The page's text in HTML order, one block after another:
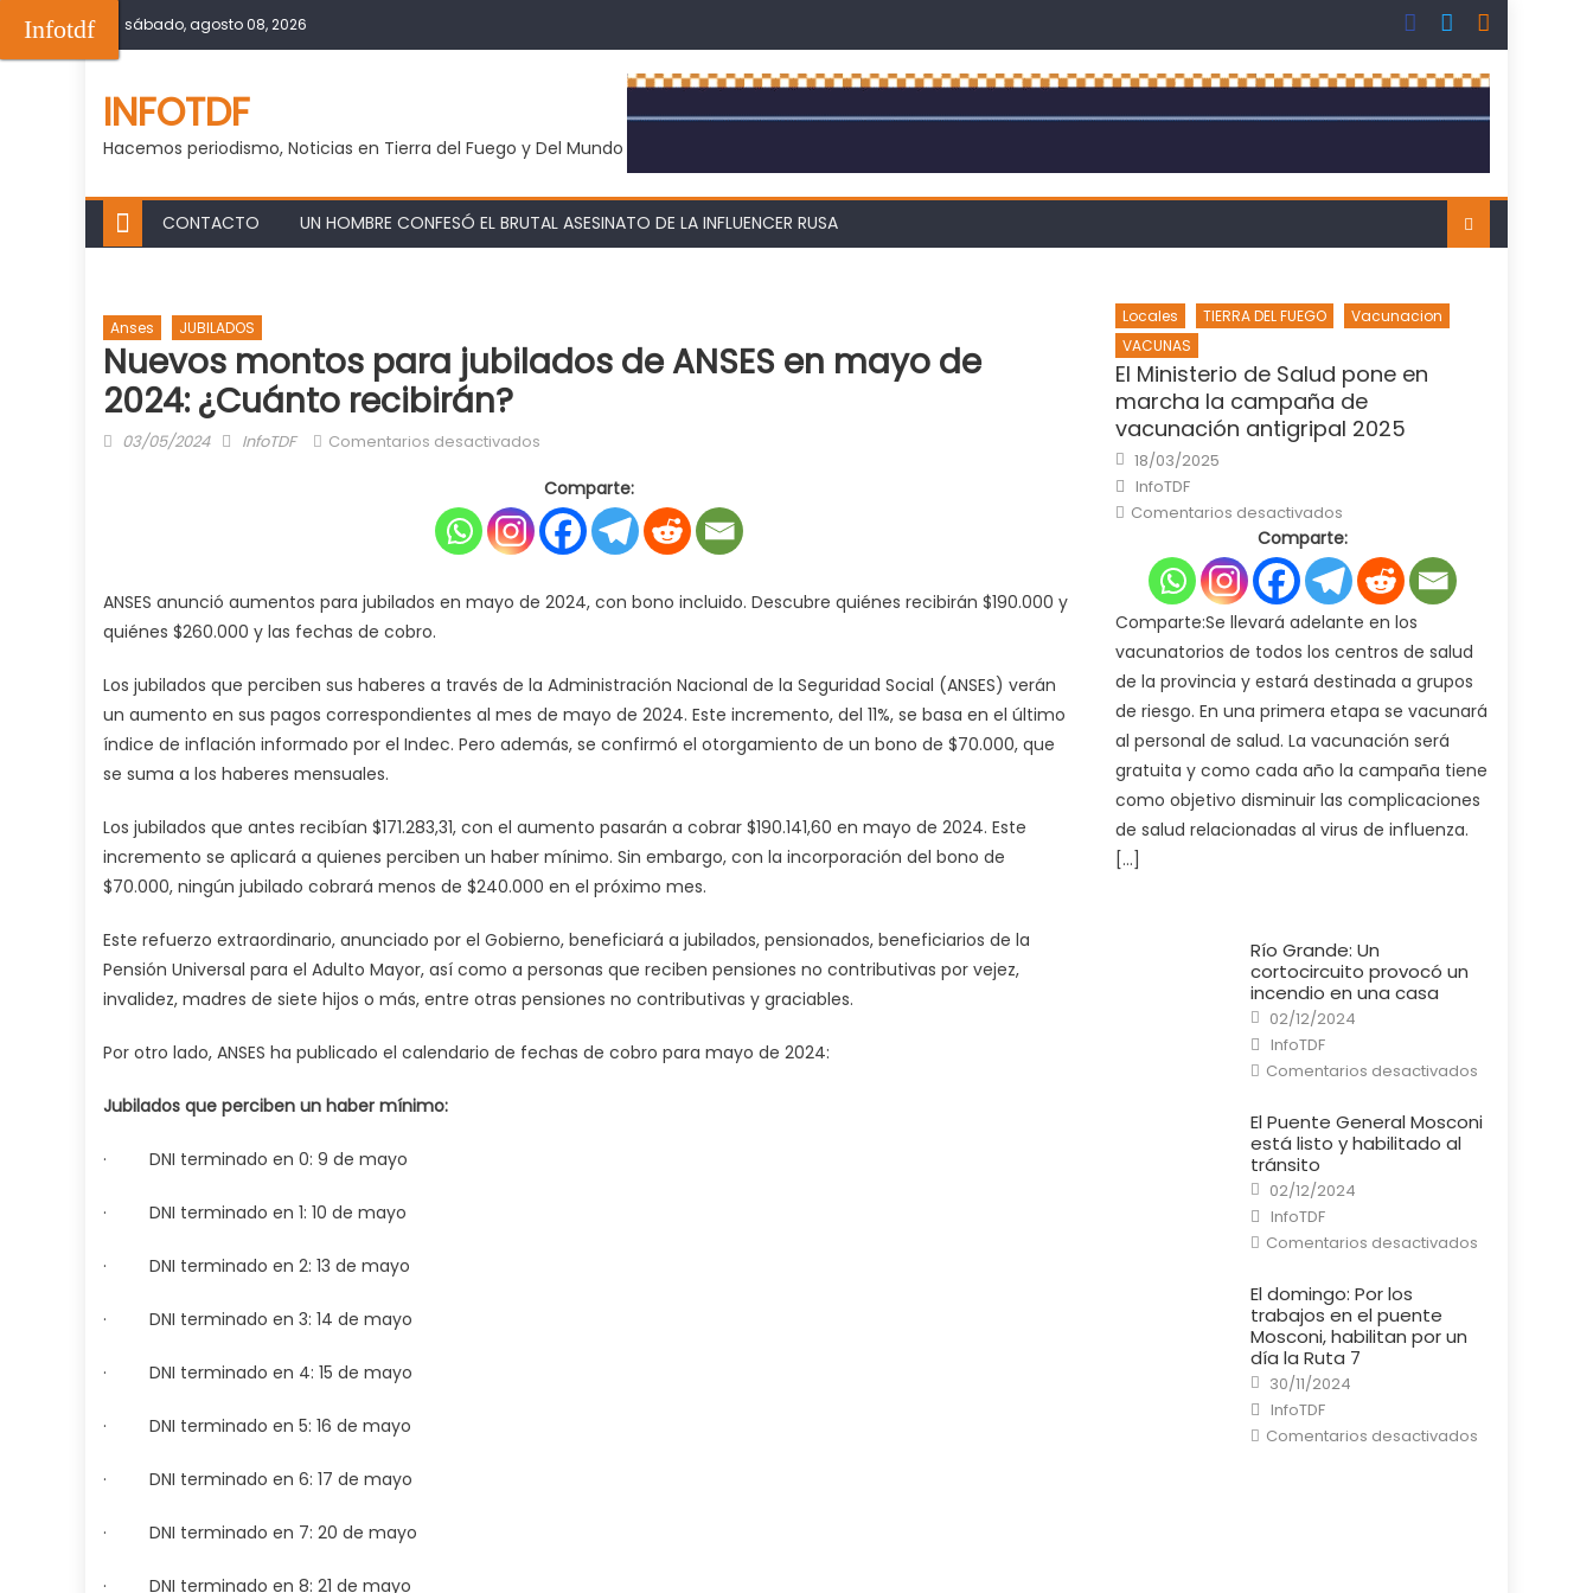
to
sábado, agosto 08, 2026
INFOTDF
Hacemos periodismo, Noticias en Tierra del Fuego y Del Mundo
CONTACTO UN HOMBRE CONFESÓ EL BRUTAL ASESINATO DE LA INFLUENCER RUSA
Anses JUBILADOS
Nuevos montos para jubilados de ANSES en mayo de
2024: ¿Cuánto recibirán?
Posted
03/05/2024 Author
InfoTDF Comentarios desactivados
montos
para
jubilados
ANSES
de
2024:
¿Cuánto
Comparte:
ANSES anunció aumentos para jubilados en mayo de 2024, con bono incluido. Descubre quiénes recibirán $190.000 y
quiénes $260.000 y las fechas de cobro.
Los jubilados que perciben sus haberes a través de la Administración Nacional de la Seguridad Social (ANSES) verán
un aumento en sus pagos correspondientes al mes de mayo de 2024. Este incremento, del 11%, se basa en el último
índice de inflación informado por el Indec. Pero además, se confirmó el otorgamiento de un bono de $70.000, que
se suma a los haberes mensuales.
Los jubilados que antes recibían $171.283,31, con el aumento pasarán a cobrar $190.141,60 en mayo de 2024. Este
incremento se aplicará a quienes perciben un haber mínimo. Sin embargo, con la incorporación del bono de
$70.000, ningún jubilado cobrará menos de $240.000 en el próximo mes.
Este refuerzo extraordinario, anunciado por el Gobierno, beneficiará a jubilados, pensionados, beneficiarios de la
Pensión Universal para el Adulto Mayor, así como a personas que reciben pensiones no contributivas por vejez,
invalidez, madres de siete hijos o más, entre otras pensiones no contributivas y graciables.
Por otro lado, ANSES ha publicado el calendario de fechas de cobro para mayo de 2024:
Jubilados que perciben un haber mínimo:
· DNI terminado en 0: 9 de mayo
· DNI terminado en 1: 10 de mayo
· DNI terminado en 2: 13 de mayo
· DNI terminado en 3: 14 de mayo
· DNI terminado en 4: 15 de mayo
· DNI terminado en 5: 16 de mayo
· DNI terminado en 6: 17 de mayo
· DNI terminado en 7: 20 de mayo
· DNI terminado en 8: 21 de mayo
Locales TIERRA DEL FUEGO
Vacunacion
VACUNAS
El Ministerio de Salud pone en
marcha la campaña de
vacunación antigripal 2025
Posted
on
18/03/2025
Author
InfoTDF
Comentarios desactivados
Ministerio
Salud
pone
en
marcha
la
campaña
de
vacunación
antigripal
2025
Comparte:
Comparte:Se llevará adelante en los
vacunatorios de todos los centros de salud
de la provincia y estará destinada a grupos
de riesgo. En una primera etapa se vacunará
al personal de salud. La vacunación será
gratuita y como cada año la campaña tiene
como objetivo disminuir las complicaciones
de salud relacionadas al virus de influenza.
[…]
Río Grande: Un
cortocircuito provocó un
incendio en una casa
Posted
on
02/12/2024
Author
InfoTDF
Comentarios desactivadosen
Río
Un
cortocircuito
El Puente General Mosconi
está listo y habilitado al
tránsito
Posted
on
02/12/2024
Author
InfoTDF
Comentarios desactivadosen
El
El domingo: Por los
trabajos en el puente
Mosconi, habilitan por un
día la Ruta 7
Posted
on
30/11/2024
Author
InfoTDF
Comentarios desactivadosen
El
Infotdf